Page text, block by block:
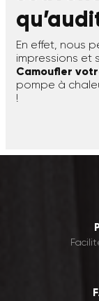
En effet, nous
impressions et
Camoufler
pompe à
!